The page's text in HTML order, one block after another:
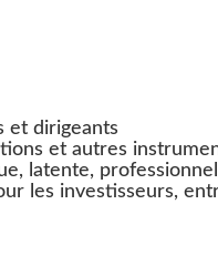
et dirigeants
et autres
latente,
les investisseurs,